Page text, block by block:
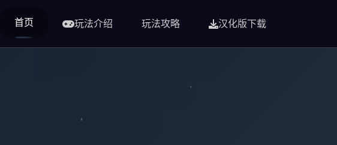
首页 玩法介绍 玩法攻略 汉化版下载